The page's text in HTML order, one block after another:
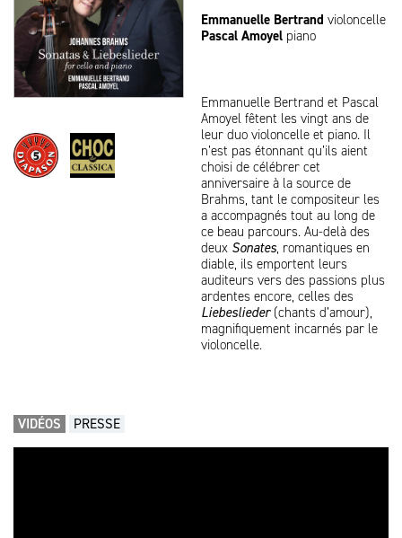
Emmanuelle Bertrand violoncelle
Pascal Amoyel piano
Emmanuelle Bertrand et Pascal
Amoyel fêtent les vingt ans de
leur duo violoncelle et piano. Il
n’est pas étonnant qu’ils aient
choisi de célébrer cet
anniversaire à la source de
Brahms, tant le compositeur les
a accompagnés tout au long de
ce beau parcours. Au-delà des
deux Sonates, romantiques en
diable, ils emportent leurs
auditeurs vers des passions plus
ardentes encore, celles des
Liebeslieder (chants d’amour),
magnifiquement incarnés par le
violoncelle.
VIDÉOS PRESSE